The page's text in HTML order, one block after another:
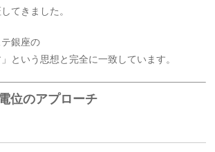
てきました。
銀座の
という思想と完全に一致しています。
位のアプローチ